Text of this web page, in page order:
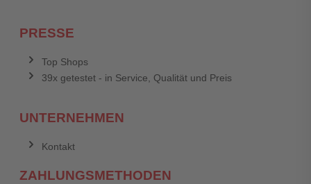
PRESSE
Top Shops
39x getestet - in Service, Qualität und Preis
UNTERNEHMEN
Kontakt
ZAHLUNGSMETHODEN